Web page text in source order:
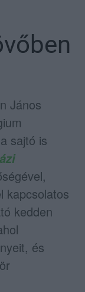
János
sajtó is
kapcsolatos
kedden
és